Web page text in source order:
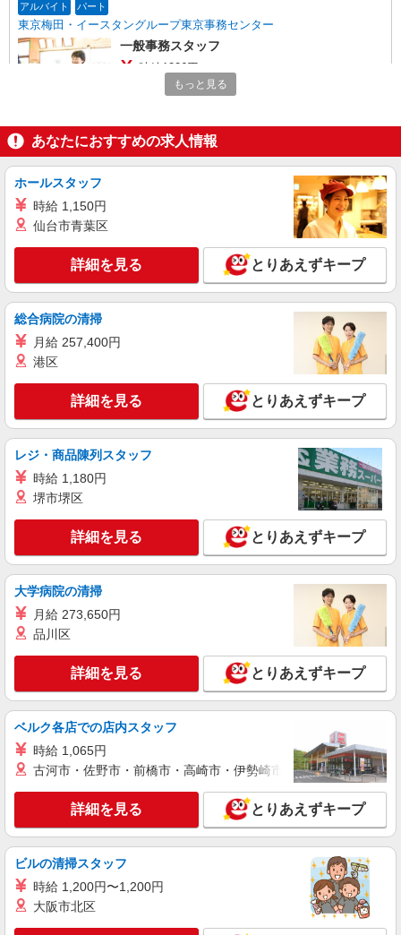
アルバイト パート
東京梅田・イースタングループ東京事務センター
一般事務スタッフ
時給1226円〜
東京都中央区築地7-10-2 築地小川ビル５階
キープ 詳細を見る
東京梅田・イースタングループ東京事務センター
月給209646円〜＋各種手当（残業手当・深夜
手当・運行管理者資格手当等） ★勤務時間帯・経
験・資格により優遇します 【給与例】 月収例：
255000円〜301000円 年収例：306万円〜361万円
東京都中央区築地7-10-2 築地小川ビル５階
キープ 詳細を見る
派遣社員
株式会社スペックス
一般事務
本時給1450円×7.5ｈ×21日＋諸費用
東京都中央区晴海 ※上記勤務地は10月から
になります。 即日〜研修先、東京都品川区東
詳細を見る
紹介予定派遣
株式会社パソナ・東京キャリアセンター/KT600117206601
時給1900円 ★交通費規定に基づき交通費支給
キープ 詳細を見る
派遣社員
株式会社パソナ・東京キャリアセンター/KT600117876701
月給275800円 ★交通費規定に基づき交通費支
給
東京都中央区（JR総武線快速新日本橋駅）
派遣社員
株式会社パソナ・東京キャリアセンター/KT6001177031
もっと見る
あなたにおすすめの求人情報
ホールスタッフ
時給 1,150円
仙台市青葉区
詳細を見る とりあえずキープ
総合病院の清掃
月給 257,400円
港区
詳細を見る とりあえずキープ
レジ・商品陳列スタッフ
時給 1,180円
堺市堺区
詳細を見る とりあえずキープ
大学病院の清掃
月給 273,650円
品川区
詳細を見る とりあえずキープ
ベルク各店での店内スタッフ
時給 1,065円
古河市・佐野市・前橋市・高崎市・伊勢崎市・太田市・館林市
詳細を見る とりあえずキープ
ビルの清掃スタッフ
時給 1,200円〜1,200円
大阪市北区